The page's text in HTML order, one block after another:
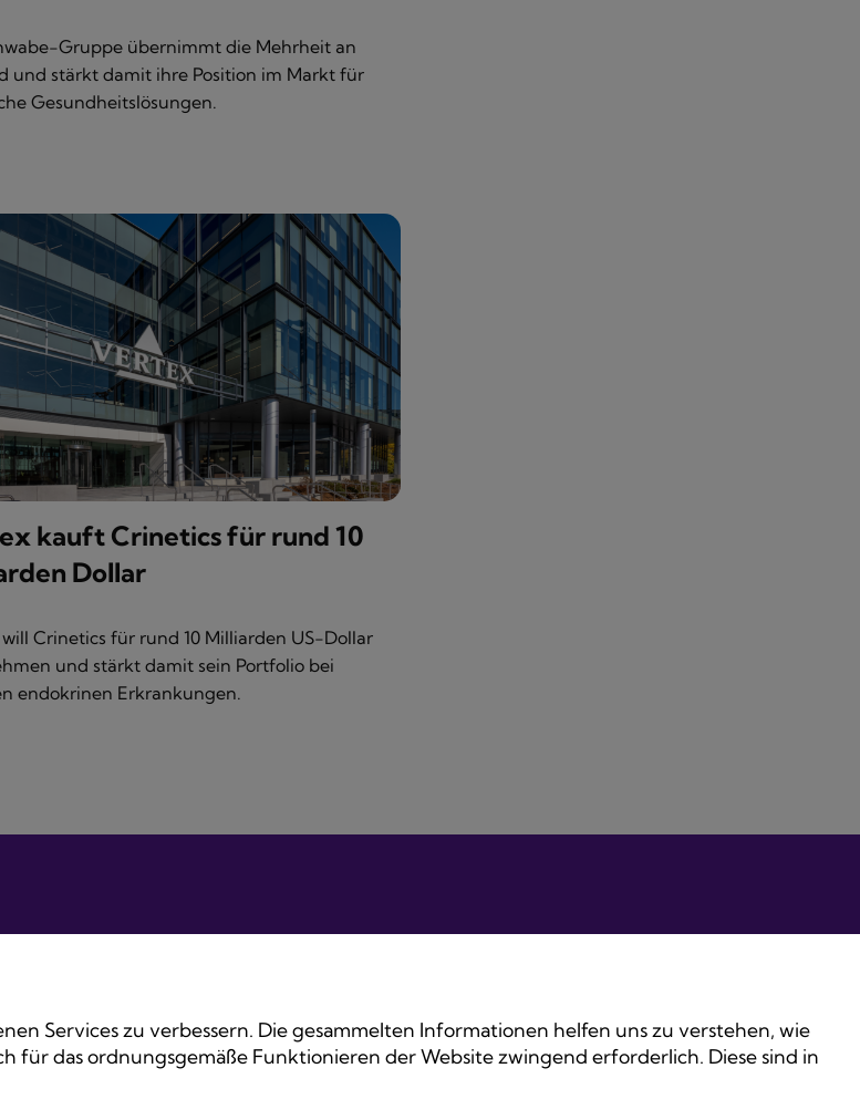
Gruppe übernimmt die Mehrheit an
und stärkt damit ihre Position im Markt für
Gesundheitslösungen.
kauft Crinetics für rund 10
Dollar
Crinetics für rund 10 Milliarden US-Dollar
und stärkt damit sein Portfolio bei
endokrinen Erkrankungen.
Services zu verbessern. Die gesammelten Informationen helfen uns zu verstehen, wie
für das ordnungsgemäße Funktionieren der Website zwingend erforderlich. Diese sind in